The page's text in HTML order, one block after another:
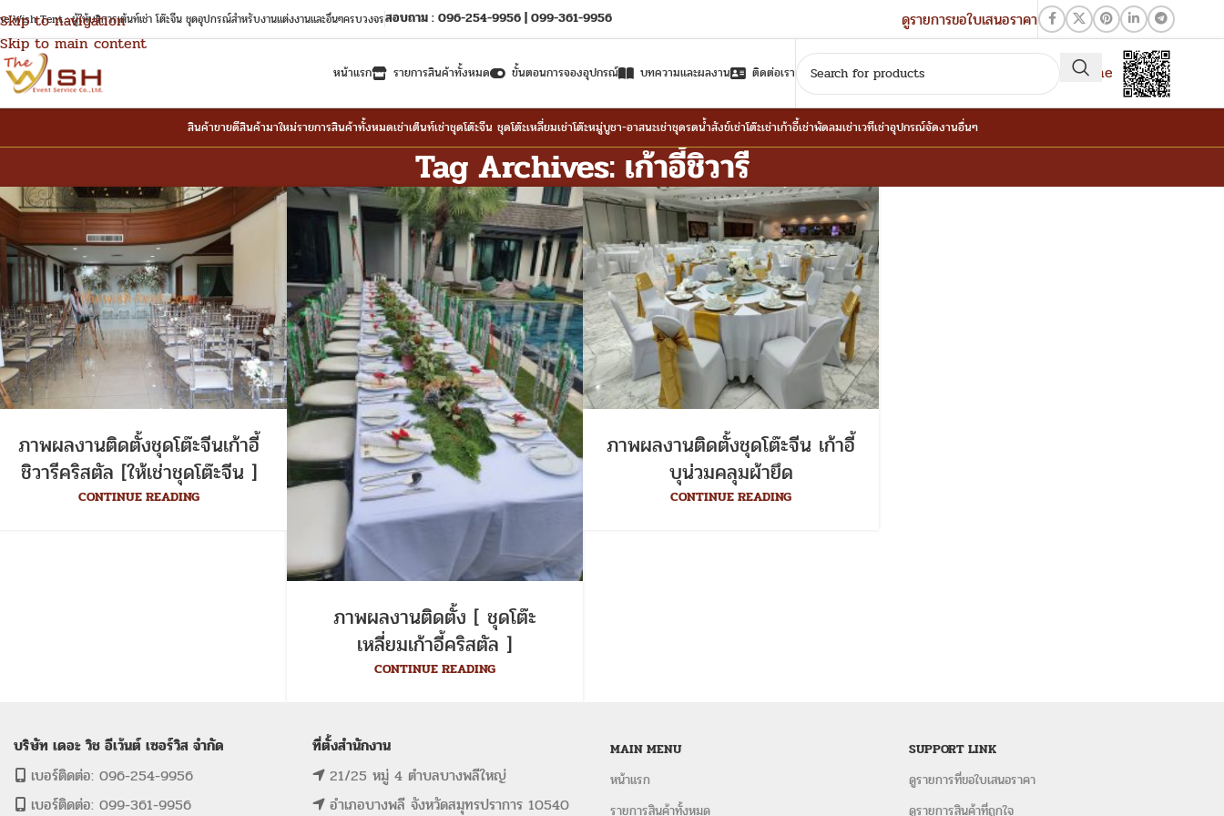
Skip to navigation
Skip to main content
Wish Tent : ผู้ให้บริการเต้นท์เช่า โต๊ะจีน ชุดอุปกรณ์สำหรับงานแต่งงานและอื่นๆครบวงจรสอบถาม : 096-254-9956 | 099-361-9956 ดูรายการขอใบเสนอราคา
หน้าแรก รายการสินค้าทั้งหมด ขั้นตอนการจองอุปกรณ์ บทความและผลงาน ติดต่อเรา QR-Line
สินค้าขายดีสินค้ามาใหม่รายการสินค้าทั้งหมดเช่าเต็นท์เช่าชุดโต๊ะจีน ชุดโต๊ะเหลี่ยมเช่าโต๊ะหมู่บูชา-อาสนะเช่าชุดรดน้ำสังข์เช่าโต๊ะเช่าเก้าอี้เช่าพัดลมเช่าเวทีเช่าอุปกรณ์จัดงานอื่นๆ
Tag Archives: เก้าอี้ชิวารี
ภาพผลงานติดตั้งชุดโต๊ะจีนเก้าอี้
ชิวารีคริสตัล [ให้เช่าชุดโต๊ะจีน ]
CONTINUE READING
ภาพผลงานติดตั้ง [ ชุดโต๊ะ
เหลี่ยมเก้าอี้คริสตัล ]
CONTINUE READING
ภาพผลงานติดตั้งชุดโต๊ะจีน เก้าอี้
บุน่วมคลุมผ้ายึด
CONTINUE READING
บริษัท เดอะ วิช อีเว้นต์ เซอร์วิส จำกัด
เบอร์ติดต่อ: 096-254-9956
เบอร์ติดต่อ: 099-361-9956
ที่ตั้งสำนักงาน
21/25 หมู่ 4 ตำบลบางพลีใหญ่
อำเภอบางพลี จังหวัดสมุทรปราการ 10540
MAIN MENU
หน้าแรก
รายการสินค้าทั้งหมด
SUPPORT LINK
ดูรายการที่ขอใบเสนอราคา
ดูรายการสินค้าที่ถูกใจ